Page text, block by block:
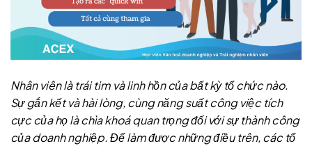
Nhân viên là trái tim và linh hồn của bất kỳ tổ chức nào.
Sự gắn kết và hài lòng, cùng năng suất công việc tích
cực của họ là chìa khoá quan trọng đối với sự thành công
của doanh nghiệp. Để làm được những điều trên, các tổ